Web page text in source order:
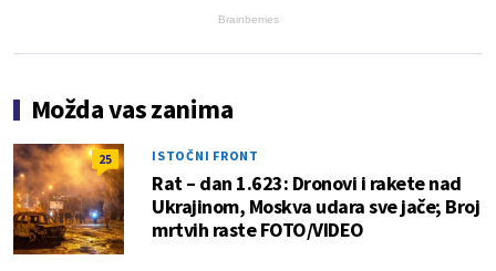
Brainberries
Možda vas zanima
25 ISTOČNI FRONT
Rat – dan 1.623: Dronovi i rakete nad
Ukrajinom, Moskva udara sve jače; Broj
mrtvih raste FOTO/VIDEO